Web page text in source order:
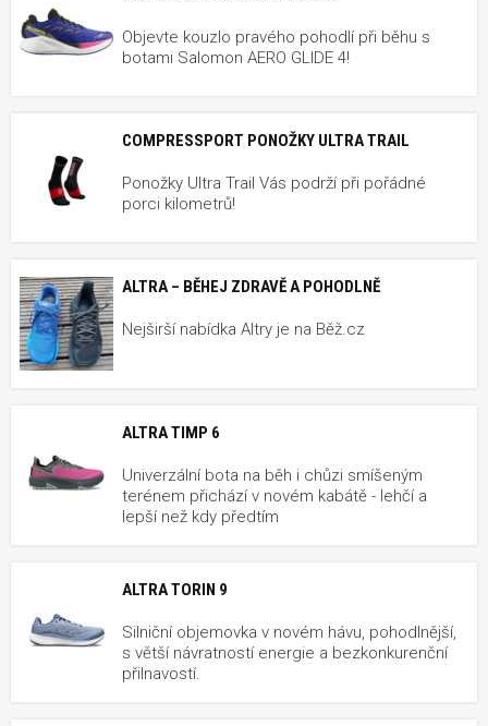
Objevte kouzlo pravého pohodlí při běhu s
botami Salomon AERO GLIDE 4!
COMPRESSPORT PONOŽKY ULTRA TRAIL
Ponožky Ultra Trail Vás podrží při pořádné
porci kilometrů!
ALTRA – BĚHEJ ZDRAVĚ A POHODLNĚ
Nejširší nabídka Altry je na Běž.cz
ALTRA TIMP 6
Univerzální bota na běh i chůzi smíšeným
terénem přichází v novém kabátě - lehčí a
lepší než kdy předtím
ALTRA TORIN 9
Silniční objemovka v novém hávu, pohodlnější,
s větší návratností energie a bezkonkurenční
přilnavostí.